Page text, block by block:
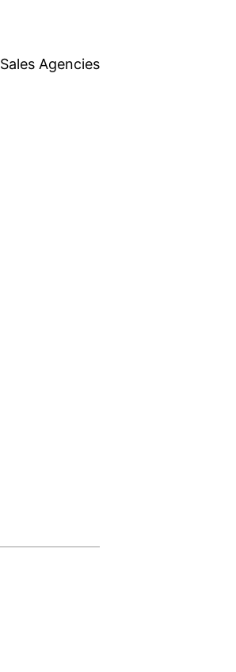
Sales Agencies